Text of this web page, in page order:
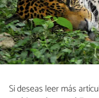
Si deseas leer más